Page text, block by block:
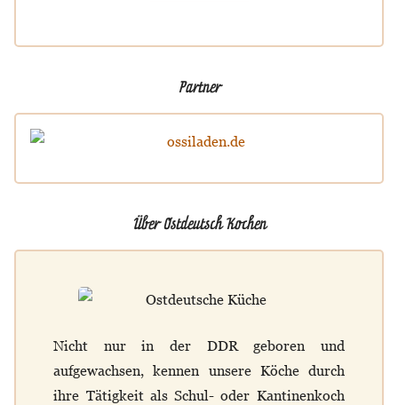
Partner
Über Ostdeutsch Kochen
Nicht nur in der DDR geboren und
aufgewachsen, kennen unsere Köche durch
ihre Tätigkeit als Schul- oder Kantinenkoch